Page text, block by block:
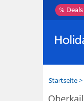
% Deals
Startseite>
Oberkail